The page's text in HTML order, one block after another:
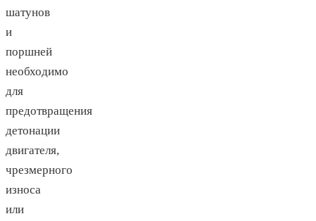
шатунов
и
поршней
необходимо
для
предотвращения
детонации
двигателя,
чрезмерного
износа
или